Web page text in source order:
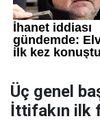
Üç genel
İttifakın ilk